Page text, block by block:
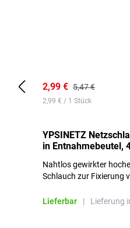
2,99 € 5,47 €
2,99 € / 1 Stück
YPSINETZ
in Entnahmebeutel,
Nahtlos gewirkter
Schlauch zur Fixierung
Lieferbar
| Lieferung